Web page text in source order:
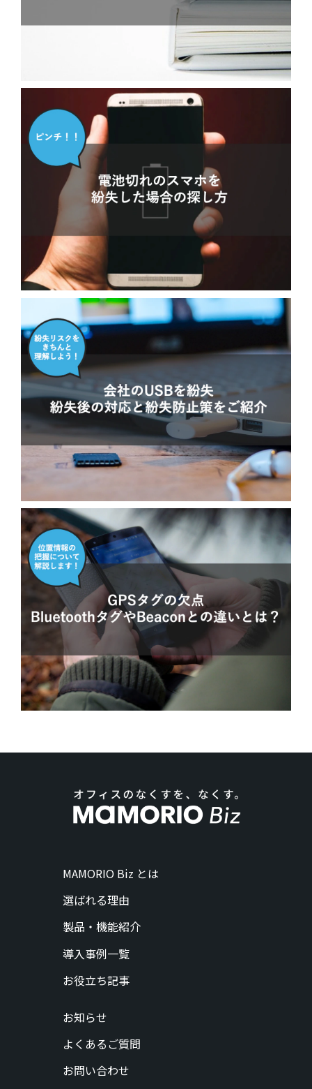
MAMORIO Biz とは
選ばれる理由
製品・機能紹介
導入事例一覧
お役立ち記事
お知らせ
よくあるご質問
お問い合わせ